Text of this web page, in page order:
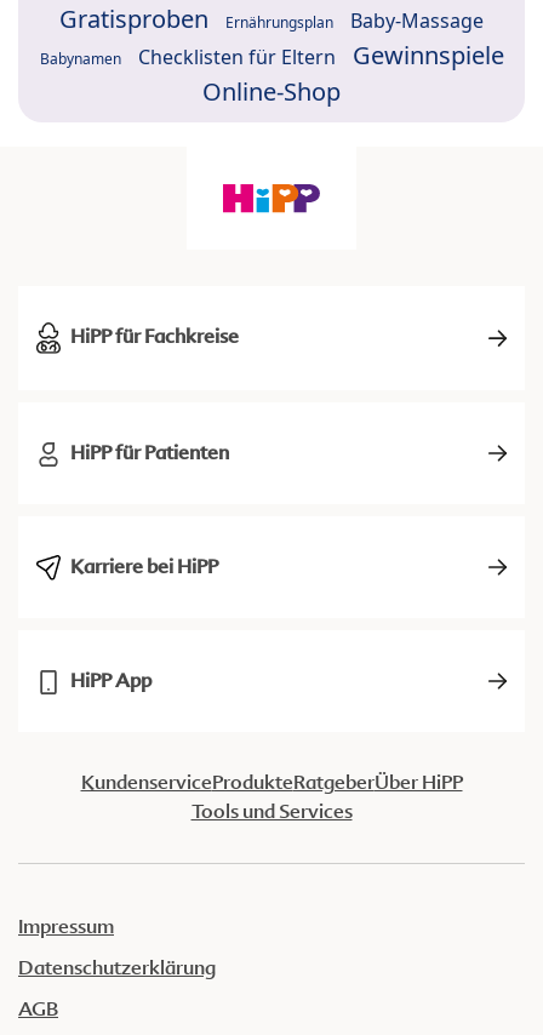
Gratisproben Ernährungsplan Baby-Massage
Babynamen Checklisten für Eltern
Gewinnspiele
Online-Shop
HiPP für Fachkreise
HiPP für Patienten
Karriere bei HiPP
HiPP App
KundenserviceProdukteRatgeberÜber HiPP
Tools und Services
Impressum
Datenschutzerklärung
AGB